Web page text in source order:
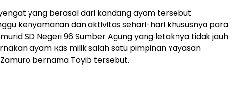
yang berasal dari kandang ayam tersebut
kenyamanan dan aktivitas sehari-hari khususnya para
SD Negeri 96 Sumber Agung yang letaknya tidak jauh
ayam Ras milik salah satu pimpinan Yayasan
bernama Toyib tersebut.